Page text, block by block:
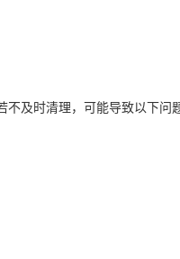
不及时清理，可能导致以下问